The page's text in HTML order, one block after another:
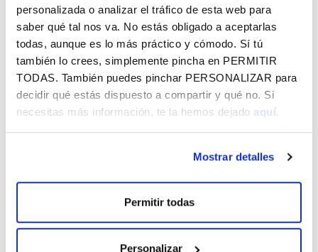
personalizada o analizar el tráfico de esta web para
saber qué tal nos va. No estás obligado a aceptarlas
todas, aunque es lo más práctico y cómodo. Sí tú
también lo crees, simplemente pincha en PERMITIR
TODAS. También puedes pinchar PERSONALIZAR para
decidir qué estás dispuesto a compartir y qué no. Si
necesitas más información, te la hemos dejado aquí.
Mostrar detalles
Permitir todas
Personalizar
HARPIDETU GOGOKOEN DUZUN VITAL
FUNDAZIOAREN ESKAINTZARA, HORRI
HELBIDE ELEKTRONIKOAN DOAN